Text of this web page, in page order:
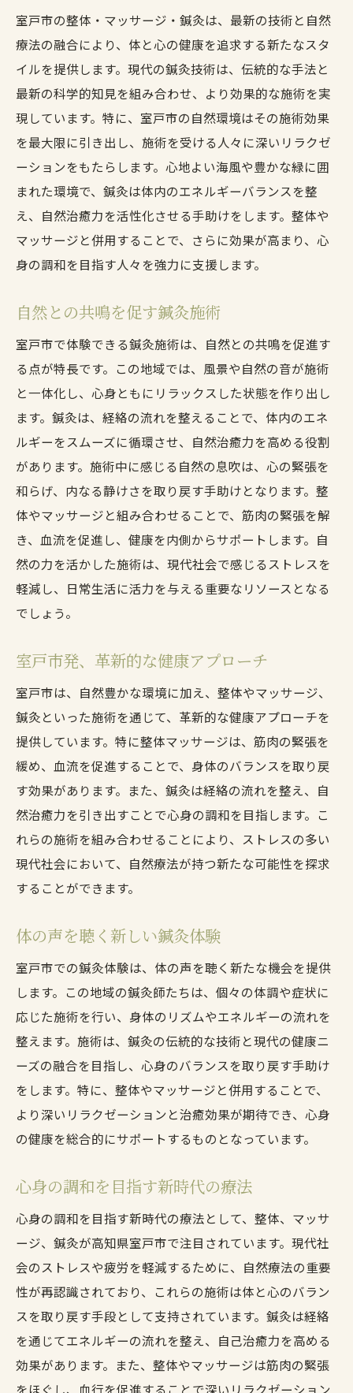
室戸市の整体・マッサージ・鍼灸は、最新の技術と自然
療法の融合により、体と心の健康を追求する新たなスタ
イルを提供します。現代の鍼灸技術は、伝統的な手法と
最新の科学的知見を組み合わせ、より効果的な施術を実
現しています。特に、室戸市の自然環境はその施術効果
を最大限に引き出し、施術を受ける人々に深いリラクゼ
ーションをもたらします。心地よい海風や豊かな緑に囲
まれた環境で、鍼灸は体内のエネルギーバランスを整
え、自然治癒力を活性化させる手助けをします。整体や
マッサージと併用することで、さらに効果が高まり、心
身の調和を目指す人々を強力に支援します。
自然との共鳴を促す鍼灸施術
室戸市で体験できる鍼灸施術は、自然との共鳴を促進す
る点が特長です。この地域では、風景や自然の音が施術
と一体化し、心身ともにリラックスした状態を作り出し
ます。鍼灸は、経絡の流れを整えることで、体内のエネ
ルギーをスムーズに循環させ、自然治癒力を高める役割
があります。施術中に感じる自然の息吹は、心の緊張を
和らげ、内なる静けさを取り戻す手助けとなります。整
体やマッサージと組み合わせることで、筋肉の緊張を解
き、血流を促進し、健康を内側からサポートします。自
然の力を活かした施術は、現代社会で感じるストレスを
軽減し、日常生活に活力を与える重要なリソースとなる
でしょう。
室戸市発、革新的な健康アプローチ
室戸市は、自然豊かな環境に加え、整体やマッサージ、
鍼灸といった施術を通じて、革新的な健康アプローチを
提供しています。特に整体マッサージは、筋肉の緊張を
緩め、血流を促進することで、身体のバランスを取り戻
す効果があります。また、鍼灸は経絡の流れを整え、自
然治癒力を引き出すことで心身の調和を目指します。こ
れらの施術を組み合わせることにより、ストレスの多い
現代社会において、自然療法が持つ新たな可能性を探求
することができます。
体の声を聴く新しい鍼灸体験
室戸市での鍼灸体験は、体の声を聴く新たな機会を提供
します。この地域の鍼灸師たちは、個々の体調や症状に
応じた施術を行い、身体のリズムやエネルギーの流れを
整えます。施術は、鍼灸の伝統的な技術と現代の健康ニ
ーズの融合を目指し、心身のバランスを取り戻す手助け
をします。特に、整体やマッサージと併用することで、
より深いリラクゼーションと治癒効果が期待でき、心身
の健康を総合的にサポートするものとなっています。
心身の調和を目指す新時代の療法
心身の調和を目指す新時代の療法として、整体、マッサ
ージ、鍼灸が高知県室戸市で注目されています。現代社
会のストレスや疲労を軽減するために、自然療法の重要
性が再認識されており、これらの施術は体と心のバラン
スを取り戻す手段として支持されています。鍼灸は経絡
を通じてエネルギーの流れを整え、自己治癒力を高める
効果があります。また、整体やマッサージは筋肉の緊張
をほぐし、血行を促進することで深いリラクゼーション